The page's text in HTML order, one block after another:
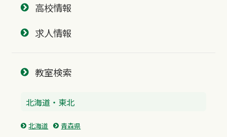
高校情報
求人情報
教室検索
北海道・東北
北海道 青森県